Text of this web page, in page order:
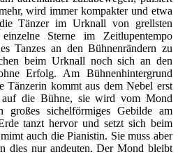
wird immer kompakter und etwa
Tänzer im Urknall von grellsten
Sterne im Zeitlupentempo
Tanzes an den Bühnenrändern zu
beim Urknall noch sich an den
Erfolg. Am Bühnenhintergrund
Tänzerin kommt aus dem Nebel erst
die Bühne, sie wird vom Mond
großes sichelförmiges Gebilde am
tanzt hervor und setzt sich beim
auch die Pianistin. Sie muss aber
dies nur andeuten. Der Mond bleibt